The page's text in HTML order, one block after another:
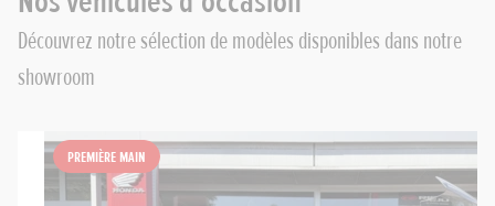
Découvrez notre sélection de modèles disponibles dans notre
showroom
Première main